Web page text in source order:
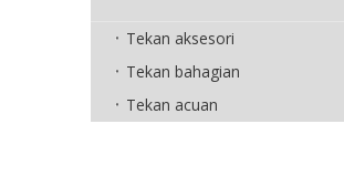
Tekan aksesori
Tekan bahagian
Tekan acuan